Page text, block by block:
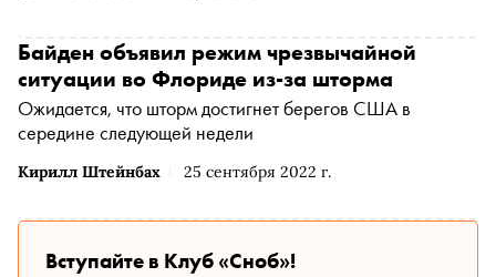
Кирилл Штейнбах 25 сентября 2022 г.
Байден объявил режим чрезвычайной
ситуации во Флориде из-за шторма
Ожидается, что шторм достигнет берегов США в
середине следующей недели
Вступайте в Клуб «Сноб»!